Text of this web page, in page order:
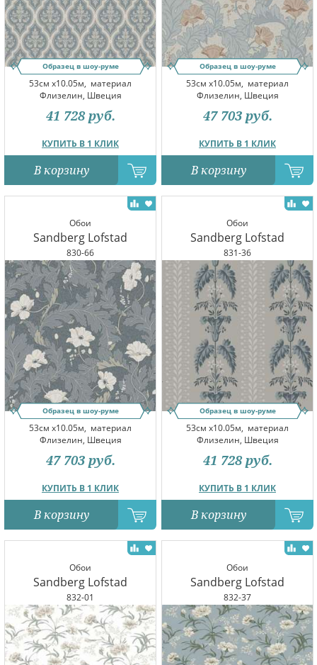
Образец в шоу-руме
53см x10.05м, материал
Флизелин, Швеция
КУПИТЬ В 1 КЛИК
41 728 руб.
В корзину
Образец в шоу-руме
53см x10.05м, материал
Флизелин, Швеция
КУПИТЬ В 1 КЛИК
47 703 руб.
В корзину
Обои
Sandberg Lofstad
830-66
Образец в шоу-руме
53см x10.05м, материал
Флизелин, Швеция
КУПИТЬ В 1 КЛИК
47 703 руб.
В корзину
Обои
Sandberg Lofstad
831-36
Образец в шоу-руме
53см x10.05м, материал
Флизелин, Швеция
КУПИТЬ В 1 КЛИК
41 728 руб.
В корзину
Обои
Sandberg Lofstad
832-01
Обои
Sandberg Lofstad
832-37